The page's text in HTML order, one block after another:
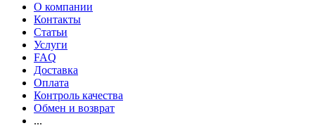
О компании
Контакты
Статьи
Услуги
FAQ
Доставка
Оплата
Контроль качества
Обмен и возврат
...